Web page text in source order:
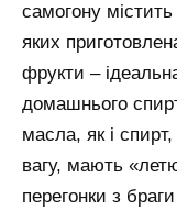
самогону
яких
фрукти –
домашнього
масла, як і
вагу, мають
перегонки з